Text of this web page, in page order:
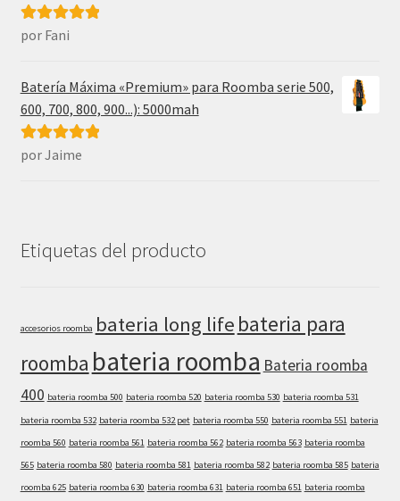
Valorado con
por Fani
Batería Máxima «Premium» para Roomba serie 500,
600, 700, 800, 900...): 5000mah
Valorado con
por Jaime
Etiquetas del producto
accesorios roomba bateria long life bateria para
roomba bateria roomba Bateria roomba
400 bateria roomba 500 bateria roomba 520 bateria roomba 530 bateria roomba 531
bateria roomba 532 bateria roomba 532 pet bateria roomba 550 bateria roomba 551 bateria
roomba 560 bateria roomba 561 bateria roomba 562 bateria roomba 563 bateria roomba
565 bateria roomba 580 bateria roomba 581 bateria roomba 582 bateria roomba 585 bateria
roomba 625 bateria roomba 630 bateria roomba 631 bateria roomba 651 bateria roomba